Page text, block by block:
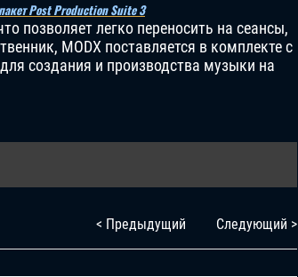
Post Production Suite 3
позволяет легко переносить на сеансы,
MODX поставляется в комплекте с
создания и производства музыки на
< Предыдущий Следующий >